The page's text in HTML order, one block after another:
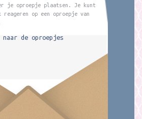
je oproepje plaatsen. Je kunt
op een oproepje van
naar de oproepjes